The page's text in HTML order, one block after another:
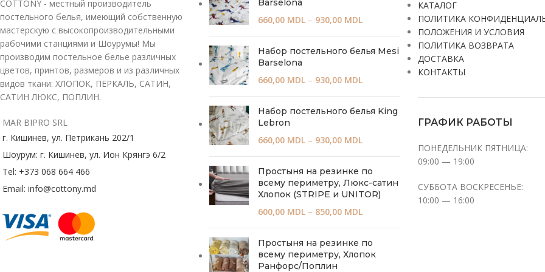
COTTONY - местный производитель
постельного белья, имеющий собственную
мастерскую с высокопроизводительными
рабочими станциями и Шоурумы! Мы
производим постельное белье различных
цветов, принтов, размеров и из различных
видов ткани: ХЛОПОК, ПЕРКАЛЬ, САТИН,
САТИН ЛЮКС, ПОПЛИН.
MAR BIPRO SRL
г. Кишинев, ул. Петрикань 202/1
Шоурум: г. Кишинев, ул. Ион Крянгэ 6/2
Tel: +373 068 664 466
Email: info@cottony.md
Barselona
660,00 MDL – 930,00 MDL
Набор постельного белья Mesi
Barselona
660,00 MDL – 930,00 MDL
Набор постельного белья King
Lebron
660,00 MDL – 930,00 MDL
Простыня на резинке по
всему периметру, Люкс-сатин
Хлопок (STRIPE и UNITOR)
600,00 MDL – 850,00 MDL
Простыня на резинке по
всему периметру, Хлопок
Ранфорс/Поплин
КАТАЛОГ
ПОЛИТИКА
ПОЛОЖЕНИЯ И УСЛОВИЯ
ПОЛИТИКА ВОЗВРАТА
ДОСТАВКА
КОНТАКТЫ
ГРАФИК РАБОТЫ
ПОНЕДЕЛЬНИК ПЯТНИЦА:
09:00 — 19:00
СУББОТА ВОСКРЕСЕНЬЕ:
10:00 — 16:00